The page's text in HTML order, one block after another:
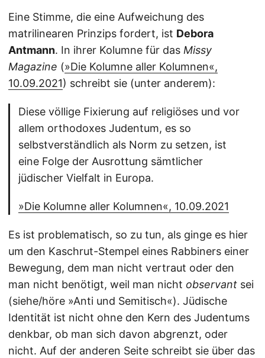
Eine Stimme, die eine Aufweichung des
matrilinearen Prinzips fordert, ist Debora
Antmann. In ihrer Kolumne für das Missy
Magazine (»Die Kolumne aller Kolumnen«,
10.09.2021) schreibt sie (unter anderem):
Diese völlige Fixierung auf religiöses und vor
allem orthodoxes Judentum, es so
selbstverständlich als Norm zu setzen, ist
eine Folge der Ausrottung sämtlicher
jüdischer Vielfalt in Europa.
»Die Kolumne aller Kolumnen«, 10.09.2021
Es ist problematisch, so zu tun, als ginge es hier
um den Kaschrut-Stempel eines Rabbiners einer
Bewegung, dem man nicht vertraut oder den
man nicht benötigt, weil man nicht observant sei
(siehe/höre »Anti und Semitisch«). Jüdische
Identität ist nicht ohne den Kern des Judentums
denkbar, ob man sich davon abgrenzt, oder
nicht. Auf der anderen Seite schreibt sie über das